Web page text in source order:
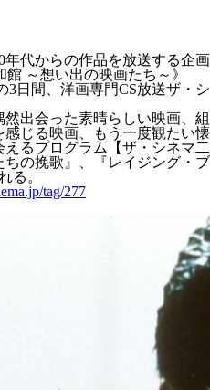
年代からの作品を放送する企画
館 ～想い出の映画たち～》
3日間、洋画専門CS放送ザ・シ
出会った素晴らしい映画、組
じる映画、もう一度観たい懐
るプログラム【ザ・シネマ二
の挽歌』、『レイジング・ブ
る。
tag/277